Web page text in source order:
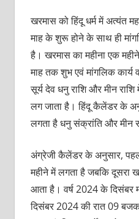
खरमास को हिंदू धर्म में अत्यंत
माह के शुरू होने के साथ ही
है। खरमास का महीना एक
माह तक शुभ एवं मांगलिक कार्य
सूर्य देव धनु राशि और मीन
लग जाता है। हिंदू कैलेंडर के
लगता है धनु संक्रांति और मीन
अंग्रेजी कैलेंडर के अनुसार,
महीने में लगता है जबकि दूसरा
आता है। वर्ष 2024 के दिसंबर
दिसंबर 2024 की रात 09